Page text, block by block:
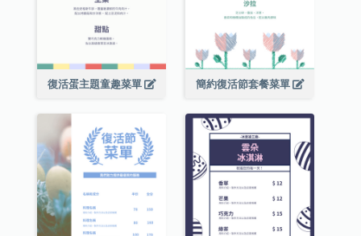
復活蛋主題童趣菜單 簡約復活節套餐菜單